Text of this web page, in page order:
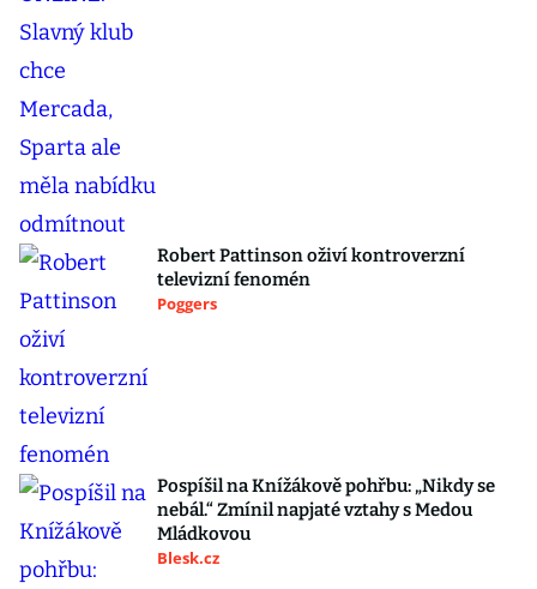
Robert Pattinson oživí kontroverzní
televizní fenomén
Poggers
Pospíšil na Knížákově pohřbu: „Nikdy se
nebál.“ Zmínil napjaté vztahy s Medou
Mládkovou
Blesk.cz